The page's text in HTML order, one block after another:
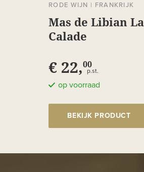
RODE WIJN | FRANKRIJK
Mas de Libian La
Calade
€ 22,00
p.st.
op voorraad
BEKIJK PRODUCT